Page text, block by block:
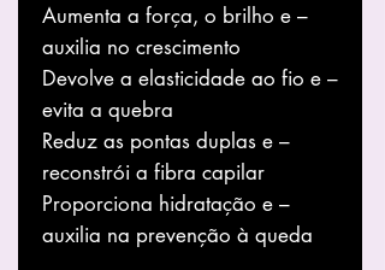
– Aumenta a força, o brilho e
auxilia no crescimento
– Devolve a elasticidade ao fio e
evita a quebra
– Reduz as pontas duplas e
reconstrói a fibra capilar
– Proporciona hidratação e
auxilia na prevenção à queda